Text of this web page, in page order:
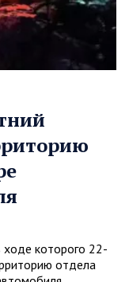
ходе которого 22-
отдела